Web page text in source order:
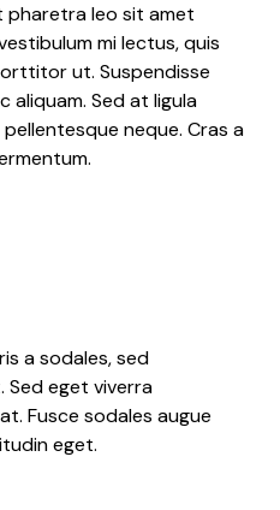
pharetra leo sit amet
mi lectus, quis
ut. Suspendisse
aliquam. Sed at ligula
neque. Cras a
a sodales, sed
Sed eget viverra
Fusce sodales augue
eget.